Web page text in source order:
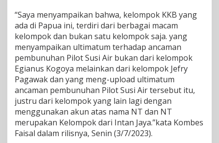
i
r
i
p
a
s
t
i
k
a
n
S
h
“Saya menyampaikan bahwa, kelompok KKB yang
ada di Papua ini, terdiri dari berbagai macam
kelompok dan bukan satu kelompok saja. yang
menyampaikan ultimatum terhadap ancaman
pembunuhan Pilot Susi Air bukan dari kelompok
Egianus Kogoya melainkan dari kelompok Jefry
Pagawak dan yang meng-upload ultimatum
ancaman pembunuhan Pilot Susi Air tersebut itu,
justru dari kelompok yang lain lagi dengan
menggunakan akun atas nama NT dan NT
merupakan Kelompok dari Intan Jaya.”kata Kombes
Faisal dalam rilisnya, Senin (3/7/2023).